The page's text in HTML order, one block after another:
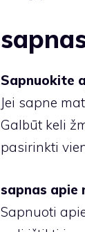
Sapnuokite
Jei sapne
Galbūt keli
pasirinkti
sapnas apie
Sapnuoti